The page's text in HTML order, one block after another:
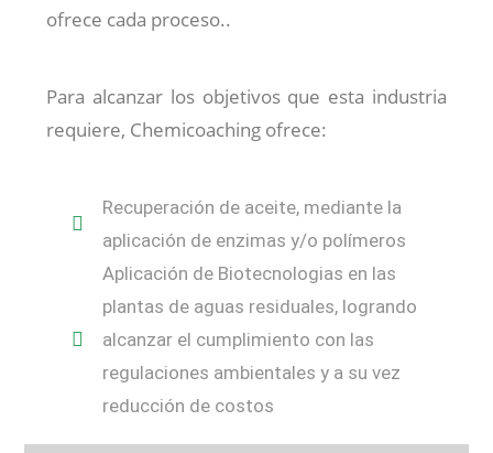
ofrece cada proceso..
Para alcanzar los objetivos que esta industria
requiere, Chemicoaching ofrece:
Recuperación de aceite, mediante la
aplicación de enzimas y/o polímeros
Aplicación de Biotecnologias en las
plantas de aguas residuales, logrando
alcanzar el cumplimiento con las
regulaciones ambientales y a su vez
reducción de costos